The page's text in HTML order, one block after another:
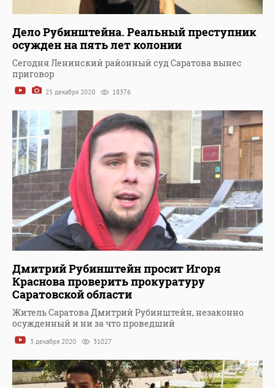
Дело Рубинштейна. Реальный преступник
осужден на пять лет колонии
Сегодня Ленинский районный суд Саратова вынес
приговор
25 декабря 2020 18376
Дмитрий Рубинштейн просит Игоря
Краснова проверить прокуратуру
Саратовской области
Житель Саратова Дмитрий Рубинштейн, незаконно
осужденный и ни за что проведший
3 декабря 2020 31027